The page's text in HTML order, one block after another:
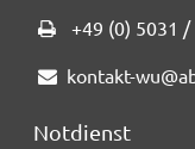
+49 (0) 5031 /
kontakt-
Notdienst